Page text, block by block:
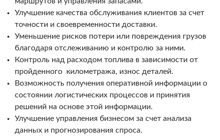
Улучшение качества обслуживания клиентов за счет
точности и своевременности доставки.
Уменьшение рисков потери или повреждения грузов
благодаря отслеживанию и контролю за ними.
Контроль над расходом топлива в зависимости от
пройденного километража, износ деталей.
Возможность получения оперативной информации о
состоянии логистических процессов и принятия
решений на основе этой информации.
Улучшение управления бизнесом за счет анализа
данных и прогнозирования спроса.